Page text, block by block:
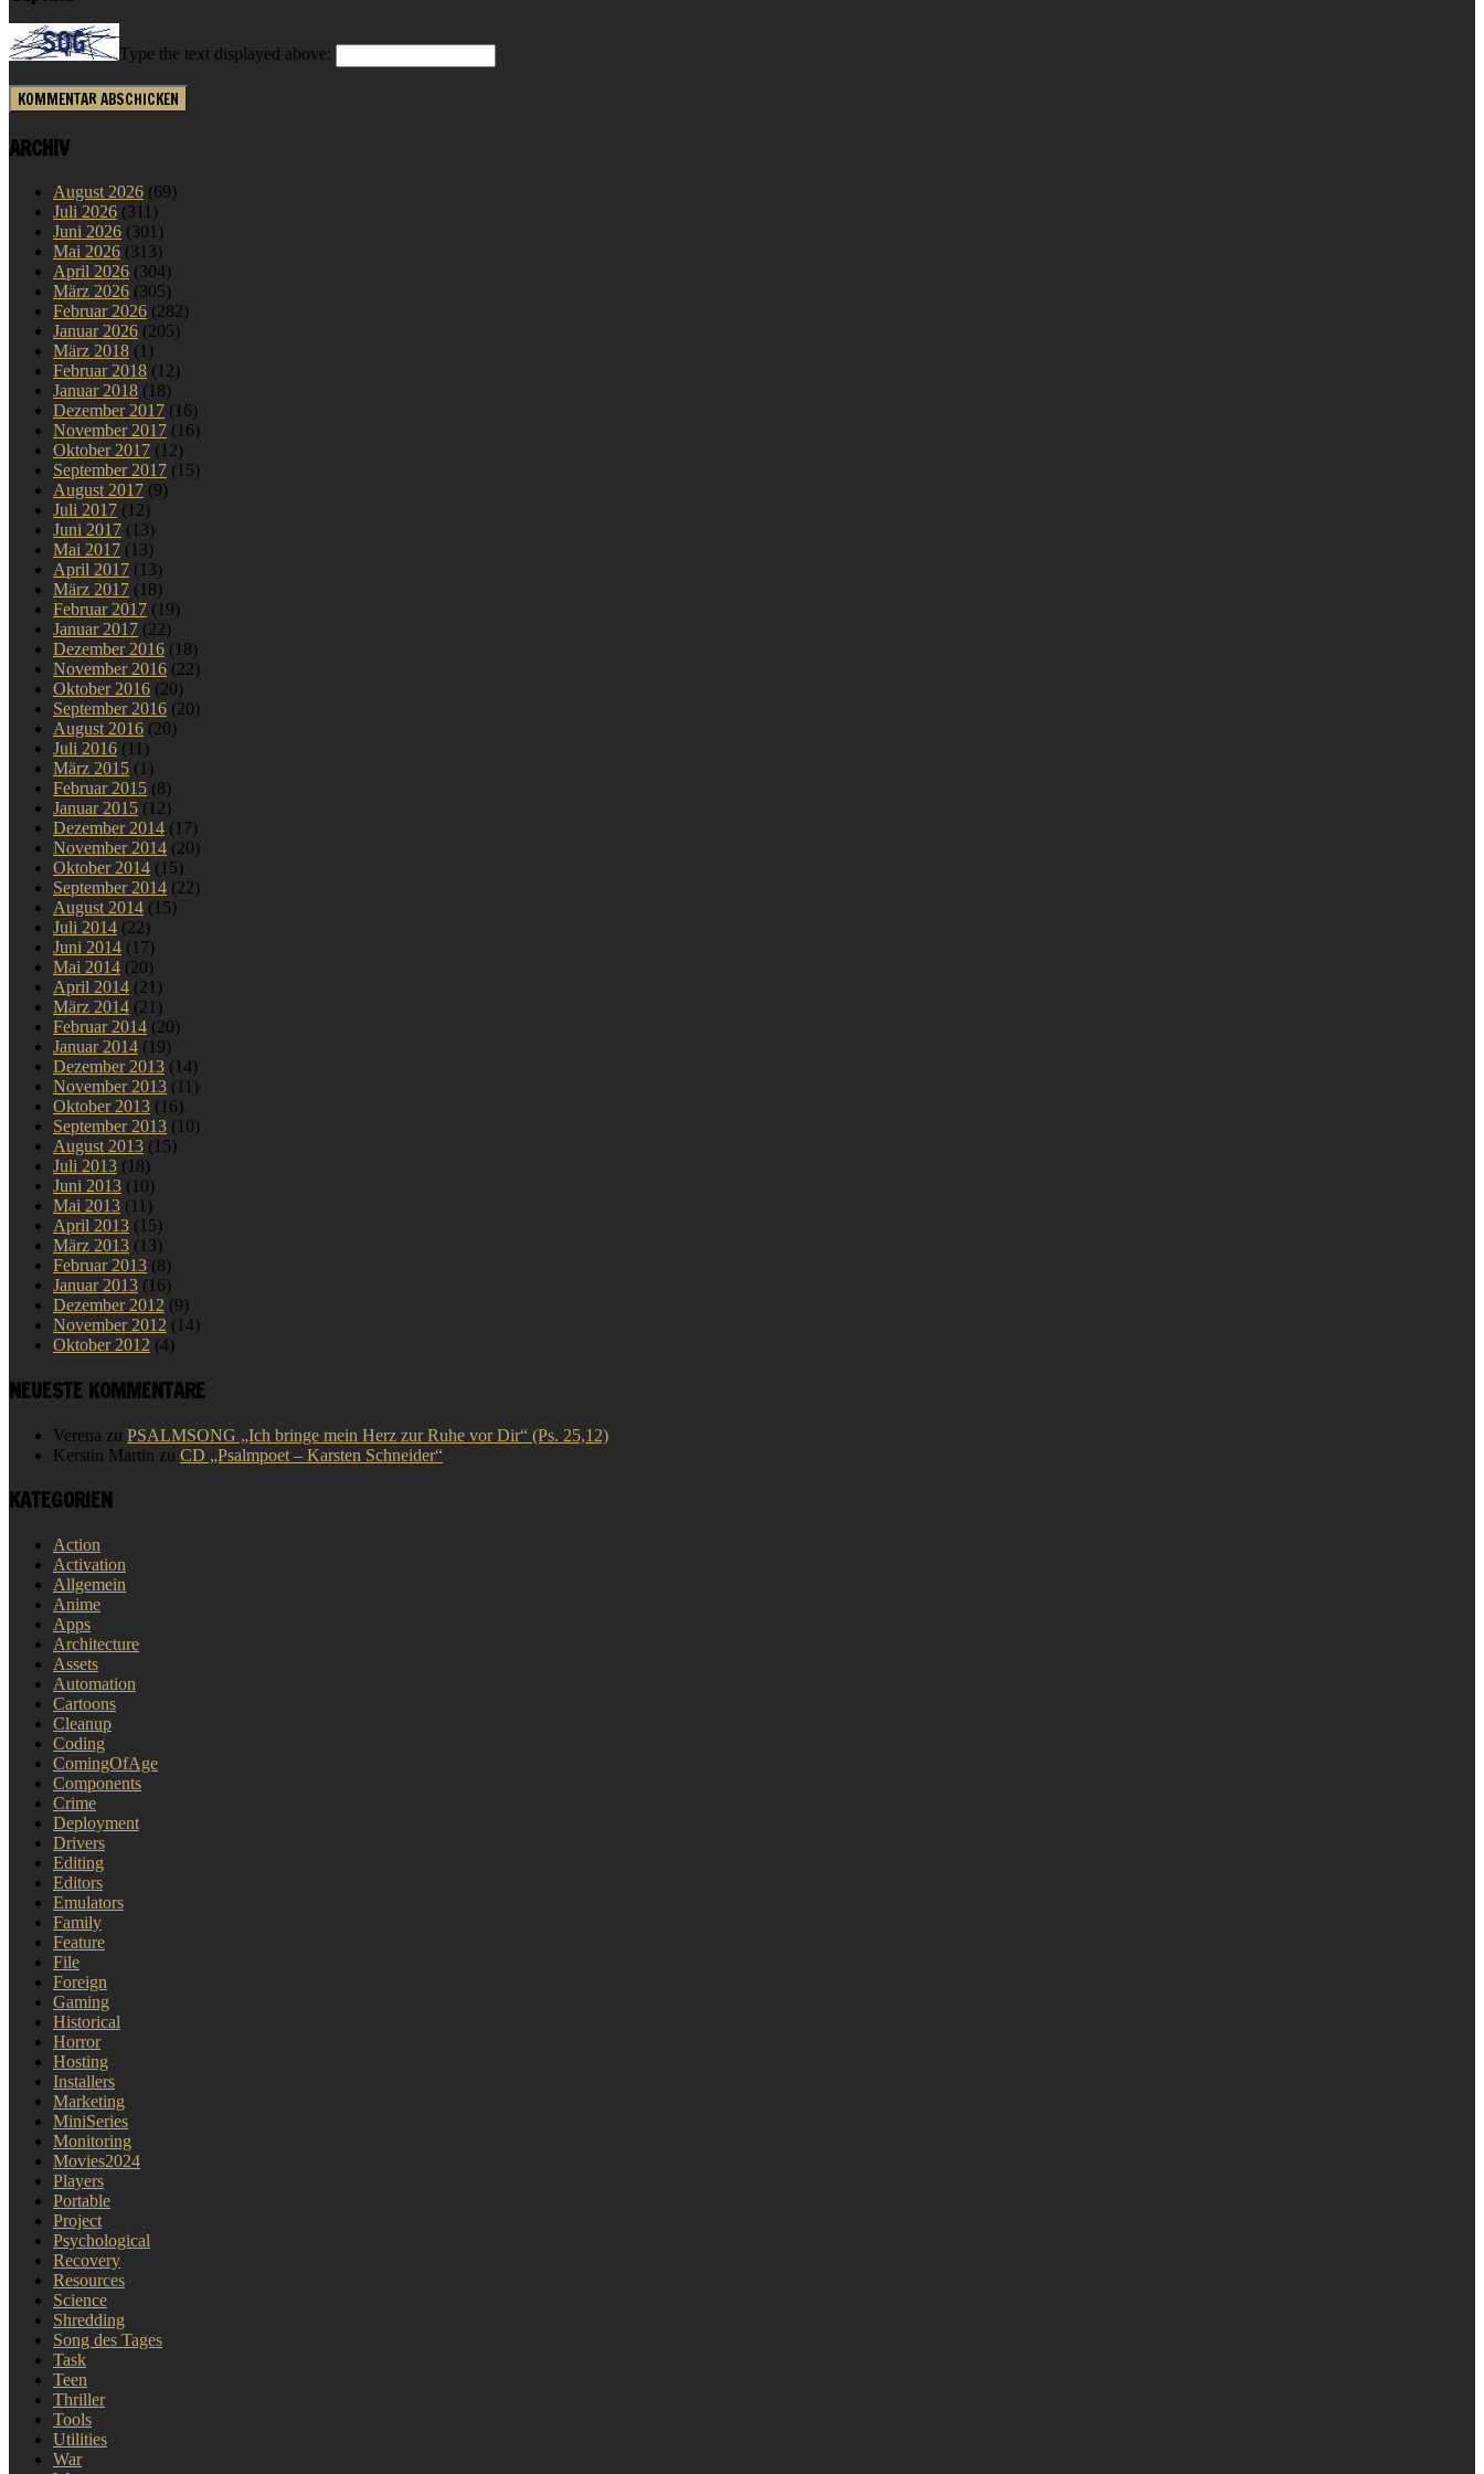
Type the text displayed above:
ARCHIV
August 2026 (69)
Juli 2026 (311)
Juni 2026 (301)
Mai 2026 (313)
April 2026 (304)
März 2026 (305)
Februar 2026 (282)
Januar 2026 (205)
März 2018 (1)
Februar 2018 (12)
Januar 2018 (18)
Dezember 2017 (16)
November 2017 (16)
Oktober 2017 (12)
September 2017 (15)
August 2017 (9)
Juli 2017 (12)
Juni 2017 (13)
Mai 2017 (13)
April 2017 (13)
März 2017 (18)
Februar 2017 (19)
Januar 2017 (22)
Dezember 2016 (18)
November 2016 (22)
Oktober 2016 (20)
September 2016 (20)
August 2016 (20)
Juli 2016 (11)
März 2015 (1)
Februar 2015 (8)
Januar 2015 (12)
Dezember 2014 (17)
November 2014 (20)
Oktober 2014 (15)
September 2014 (22)
August 2014 (15)
Juli 2014 (22)
Juni 2014 (17)
Mai 2014 (20)
April 2014 (21)
März 2014 (21)
Februar 2014 (20)
Januar 2014 (19)
Dezember 2013 (14)
November 2013 (11)
Oktober 2013 (16)
September 2013 (10)
August 2013 (15)
Juli 2013 (18)
Juni 2013 (10)
Mai 2013 (11)
April 2013 (15)
März 2013 (13)
Februar 2013 (8)
Januar 2013 (16)
Dezember 2012 (9)
November 2012 (14)
Oktober 2012 (4)
NEUESTE KOMMENTARE
Verena zu PSALMSONG „Ich bringe mein Herz zur Ruhe vor Dir“ (Ps. 25,12)
Kerstin Martin zu CD „Psalmpoet – Karsten Schneider“
KATEGORIEN
Action
Activation
Allgemein
Anime
Apps
Architecture
Assets
Automation
Cartoons
Cleanup
Coding
ComingOfAge
Components
Crime
Deployment
Drivers
Editing
Editors
Emulators
Family
Feature
File
Foreign
Gaming
Historical
Horror
Hosting
Installers
Marketing
MiniSeries
Monitoring
Movies2024
Players
Portable
Project
Psychological
Recovery
Resources
Science
Shredding
Song des Tages
Task
Teen
Thriller
Tools
Utilities
War